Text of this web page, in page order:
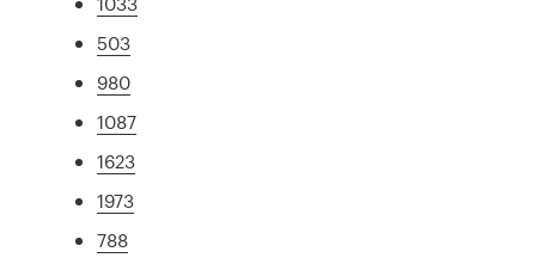
503
980
1087
1623
1973
788